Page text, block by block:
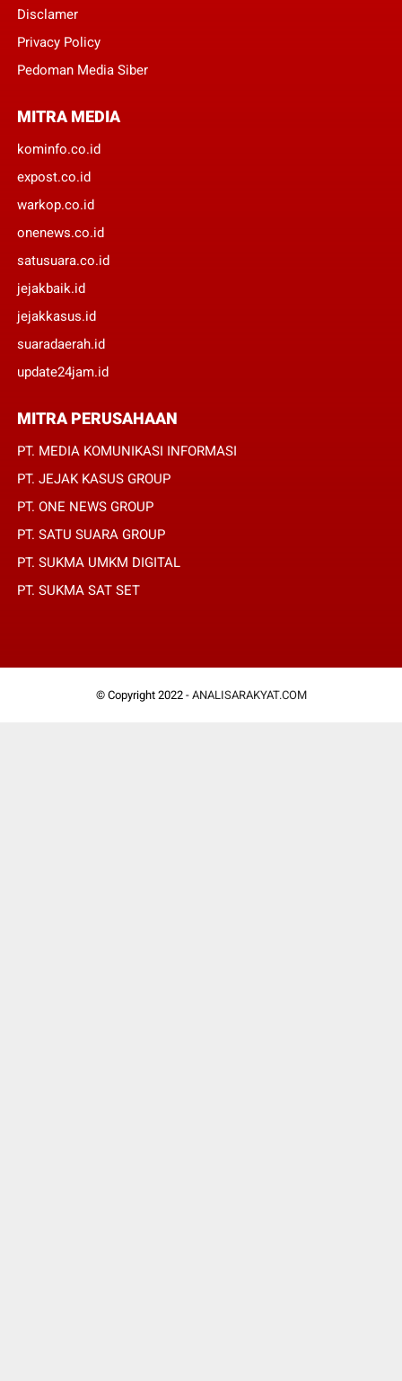
Disclamer
Privacy Policy
Pedoman Media Siber
MITRA MEDIA
kominfo.co.id
expost.co.id
warkop.co.id
onenews.co.id
satusuara.co.id
jejakbaik.id
jejakkasus.id
suaradaerah.id
update24jam.id
MITRA PERUSAHAAN
PT. MEDIA KOMUNIKASI INFORMASI
PT. JEJAK KASUS GROUP
PT. ONE NEWS GROUP
PT. SATU SUARA GROUP
PT. SUKMA UMKM DIGITAL
PT. SUKMA SAT SET
© Copyright 2022 - ANALISARAKYAT.COM